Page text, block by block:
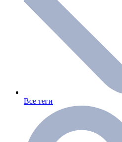
Все теги